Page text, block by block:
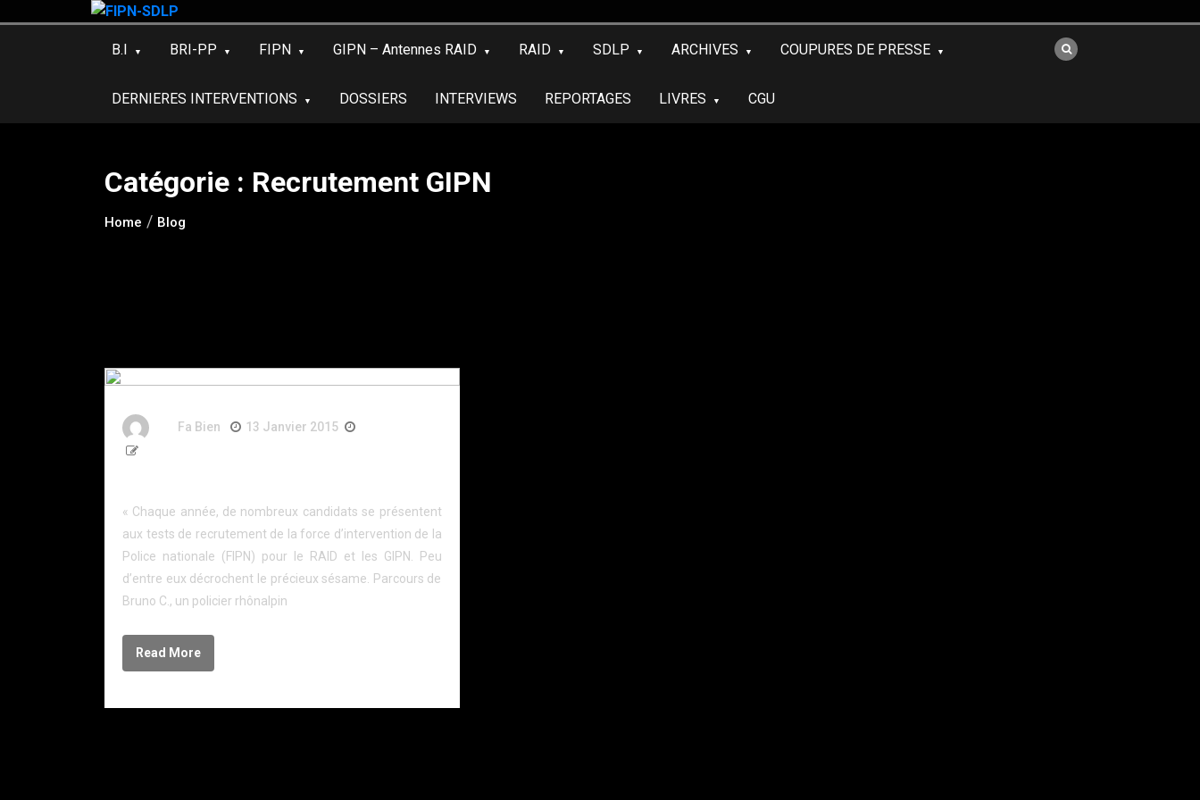
B.I BRI-PP FIPN GIPN – Antennes RAID RAID SDLP ARCHIVES COUPURES DE PRESSE
DERNIERES INTERVENTIONS DOSSIERS INTERVIEWS REPORTAGES LIVRES CGU
Catégorie : Recrutement GIPN
Home Blog
Fa Bien 13 Janvier 2015
« Chaque année, de nombreux candidats se présentent
aux tests de recrutement de la force d’intervention de la
Police nationale (FIPN) pour le RAID et les GIPN. Peu
d’entre eux décrochent le précieux sésame. Parcours de
Bruno C., un policier rhônalpin
Read More